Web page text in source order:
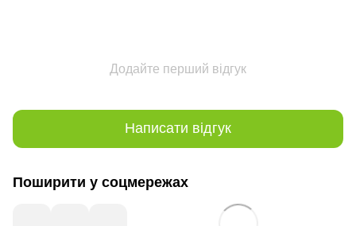
Додайте перший відгук
Написати відгук
Поширити у соцмережах